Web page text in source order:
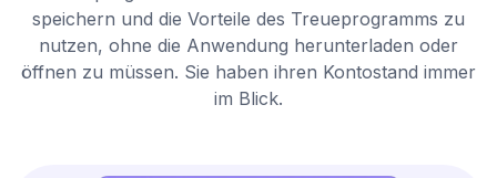
speichern und die Vorteile des Treueprogramms zu
nutzen, ohne die Anwendung herunterladen oder
öffnen zu müssen. Sie haben ihren Kontostand immer
im Blick.